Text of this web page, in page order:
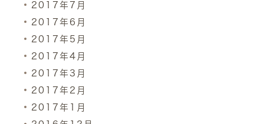
2017年7月
2017年6月
2017年5月
2017年4月
2017年3月
2017年2月
2017年1月